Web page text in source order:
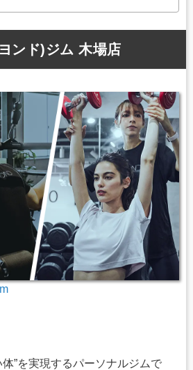
ンド)ジム 木場店
”を実現するパーソナルジムで